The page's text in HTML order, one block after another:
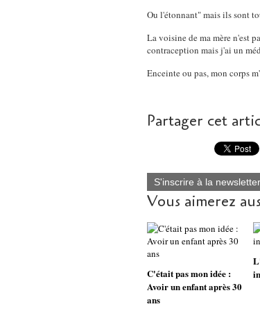
Ou l'étonnant" mais ils sont
La voisine de ma mère n'est
contraception mais j'ai un
Enceinte ou pas, mon corps
Partager cet
S'inscrire à la newsletter
Vous aimerez
C'était pas mon idée :
Avoir un enfant après 30
ans